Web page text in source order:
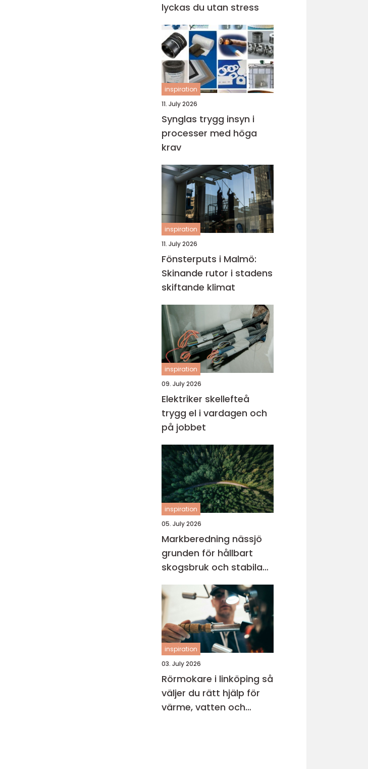
lyckas du utan stress
inspiration
11. July 2026
Synglas trygg insyn i
processer med höga
krav
inspiration
11. July 2026
Fönsterputs i Malmö:
Skinande rutor i stadens
skiftande klimat
inspiration
09. July 2026
Elektriker skellefteå
trygg el i vardagen och
på jobbet
inspiration
05. July 2026
Markberedning nässjö
grunden för hållbart
skogsbruk och stabila
markprojekt
inspiration
03. July 2026
Rörmokare i linköping så
väljer du rätt hjälp för
värme, vatten och